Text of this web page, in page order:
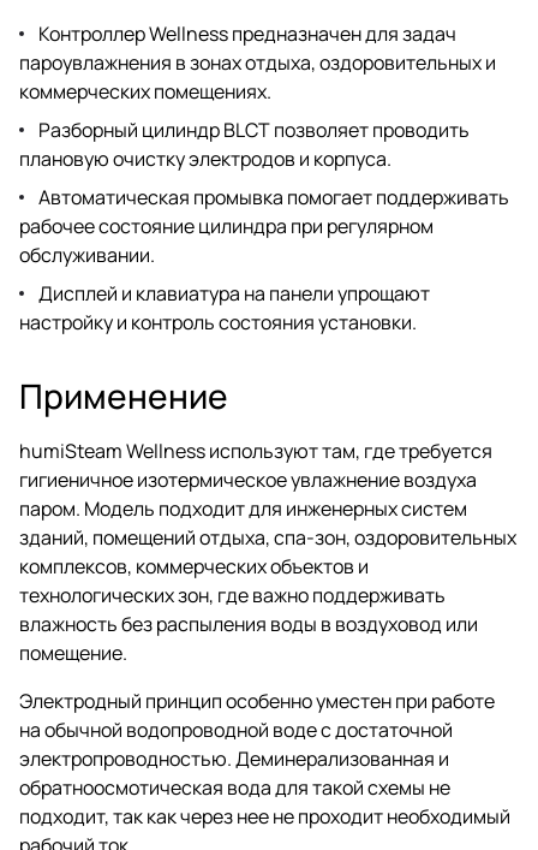
Контроллер Wellness предназначен для задач
пароувлажнения в зонах отдыха, оздоровительных и
коммерческих помещениях.
Разборный цилиндр BLCT позволяет проводить
плановую очистку электродов и корпуса.
Автоматическая промывка помогает поддерживать
рабочее состояние цилиндра при регулярном
обслуживании.
Дисплей и клавиатура на панели упрощают
настройку и контроль состояния установки.
Применение
humiSteam Wellness используют там, где требуется
гигиеничное изотермическое увлажнение воздуха
паром. Модель подходит для инженерных систем
зданий, помещений отдыха, спа-зон, оздоровительных
комплексов, коммерческих объектов и
технологических зон, где важно поддерживать
влажность без распыления воды в воздуховод или
помещение.
Электродный принцип особенно уместен при работе
на обычной водопроводной воде с достаточной
электропроводностью. Деминерализованная и
обратноосмотическая вода для такой схемы не
подходит, так как через нее не проходит необходимый